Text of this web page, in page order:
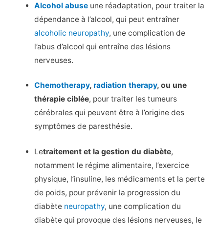
Alcohol abuse une réadaptation, pour traiter la
dépendance à l’alcool, qui peut entraîner
alcoholic neuropathy, une complication de
l’abus d’alcool qui entraîne des lésions
nerveuses.
Chemotherapy, radiation therapy, ou une
thérapie ciblée, pour traiter les tumeurs
cérébrales qui peuvent être à l’origine des
symptômes de paresthésie.
Letraitement et la gestion du diabète,
notamment le régime alimentaire, l’exercice
physique, l’insuline, les médicaments et la perte
de poids, pour prévenir la progression du
diabète neuropathy, une complication du
diabète qui provoque des lésions nerveuses, le